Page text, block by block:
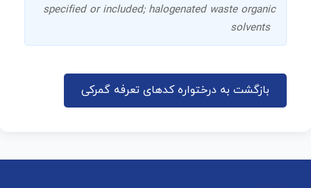
specified or included; halogenated waste organic
solvents
بازگشت به درختواره کدهای تعرفه گمرکی